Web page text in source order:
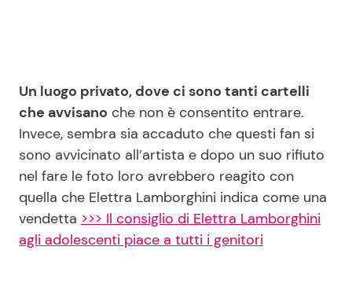
Disclaimer e Privacy
Redazione
Contattaci
Pubblicità
Privacy Policy
Un luogo privato, dove ci sono tanti cartelli
che avvisano che non è consentito entrare.
Invece, sembra sia accaduto che questi fan si
sono avvicinato all’artista e dopo un suo rifiuto
nel fare le foto loro avrebbero reagito con
quella che Elettra Lamborghini indica come una
vendetta >>> Il consiglio di Elettra Lamborghini
agli adolescenti piace a tutti i genitori